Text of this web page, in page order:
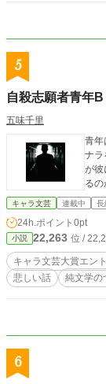
5
自殺志願者青年B
五味千里
青年
ナラ
が彼
る
キャラ文芸 連載中 長
24h.ポイント 0pt
小説 22,263 位 /
キャラ文芸大賞エン
悲しい話
純文学の
6